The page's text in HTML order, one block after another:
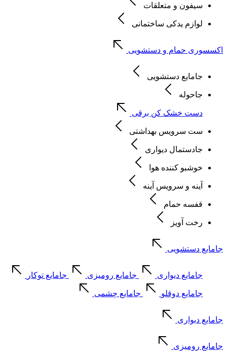
سیفون و متعلقات
لوازم یدکی ساختمانی
اکسسوری حمام و دستشویی
جامایع دستشویی
جاحوله
دست خشک کن برقی
ست سرویس بهداشتی
جادستمال دیواری
خوشبو کننده هوا
آینه و سرویس آینه
قفسه حمام
رخت آویز
جامایع دستشویی
جامایع دیواری جامایع رومیزی جامایع توکار
جامایع دوقلو جامایع چشمی
جامایع دیواری
جامایع رومیزی